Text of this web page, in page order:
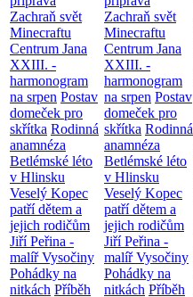
Zachraň svět
Minecraftu
Centrum Jana
XXIII. -
harmonogram
na srpen Postav
domeček pro
skřítka Rodinná
anamnéza
Betlémské léto
v Hlinsku
Veselý Kopec
patří dětem a
jejich rodičům
Jiří Peřina -
malíř Vysočiny
Pohádky na
nitkách Příběh
Zachraň svět
Minecraftu
Centrum Jana
XXIII. -
harmonogram
na srpen Postav
domeček pro
skřítka Rodinná
anamnéza
Betlémské léto
v Hlinsku
Veselý Kopec
patří dětem a
jejich rodičům
Jiří Peřina -
malíř Vysočiny
Pohádky na
nitkách Příběh